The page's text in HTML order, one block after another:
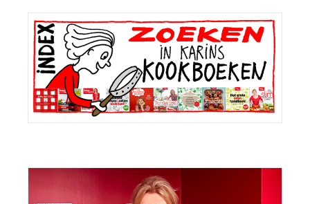
Primaire
Sidebar